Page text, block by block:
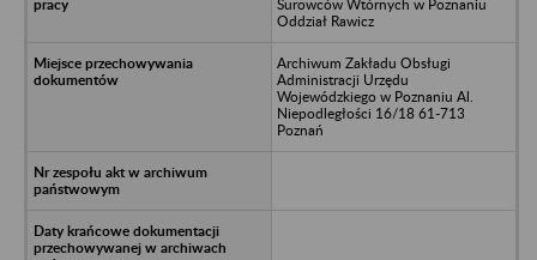
Surowców Wtórnych w Poznaniu
Oddział Rawicz
Archiwum Zakładu Obsługi
Administracji Urzędu
Wojewódzkiego w Poznaniu Al.
Niepodległości 16/18 61-713
Poznań